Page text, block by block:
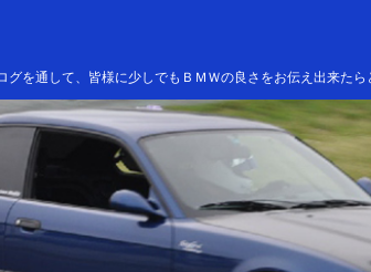
を通して、皆様に少しでもＢＭＷの良さをお伝え出来たら